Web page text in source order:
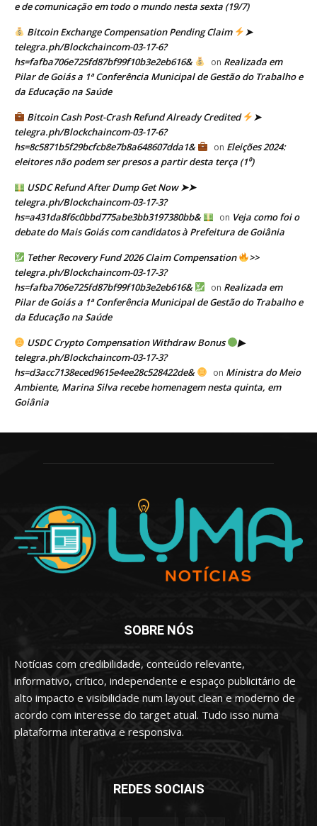
e de comunicação em todo o mundo nesta sexta (19/7)
Bitcoin Exchange Compensation Pending Claim
➤
telegra.ph/Blockchaincom-03-17-6?
hs=fafba706e725fd87bf99f10b3e2eb616&
on Realizada em
Pilar de Goiás a 1ª Conferência Municipal de Gestão do Trabalho e
da Educação na Saúde
Bitcoin Cash Post-Crash Refund Already Credited
➤
telegra.ph/Blockchaincom-03-17-6?
hs=8c5871b5f29bcfcb8e7b8a648607dda1&
on Eleições 2024:
eleitores não podem ser presos a partir desta terça (1⁰)
USDC Refund After Dump Get Now ➤➤
telegra.ph/Blockchaincom-03-17-3?
hs=a431da8f6c0bbd775abe3bb3197380bb&
on Veja como foi o
debate do Mais Goiás com candidatos à Prefeitura de Goiânia
Tether Recovery Fund 2026 Claim Compensation
>>
telegra.ph/Blockchaincom-03-17-3?
hs=fafba706e725fd87bf99f10b3e2eb616&
on Realizada em
Pilar de Goiás a 1ª Conferência Municipal de Gestão do Trabalho e
da Educação na Saúde
USDC Crypto Compensation Withdraw Bonus
▶
telegra.ph/Blockchaincom-03-17-3?
hs=d3acc7138eced9615e4ee28c528422de&
on Ministra do Meio
Ambiente, Marina Silva recebe homenagem nesta quinta, em
Goiânia
SOBRE NÓS
Notícias com credibilidade, conteúdo relevante,
informativo, crítico, independente e espaço publicitário de
alto impacto e visibilidade num layout clean e moderno de
acordo com interesse do target atual. Tudo isso numa
plataforma interativa e responsiva.
REDES SOCIAIS